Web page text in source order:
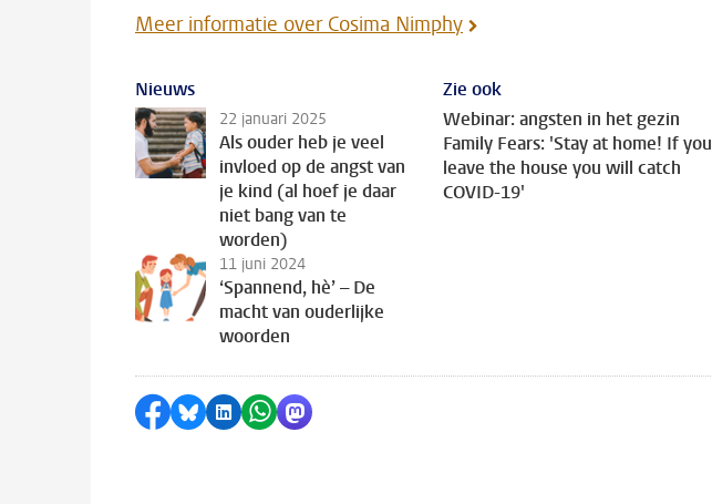
Meer informatie over Cosima Nimphy
Nieuws
22 januari 2025
Als ouder heb je veel
invloed op de angst van
je kind (al hoef je daar
niet bang van te
worden)
11 juni 2024
‘Spannend, hè’ – De
macht van ouderlijke
woorden
Zie ook
Webinar: angsten in het gezin
Family Fears: 'Stay at home! If you
leave the house you will catch
COVID-19'
Delen op Facebook
Delen via Bluesky
Delen op LinkedIn
Delen via WhatsApp
Delen via Mastodon